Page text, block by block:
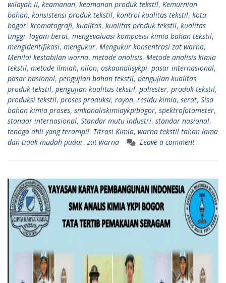
wilayah II, keamanan, keamanan produk tekstil, Kemurnian
bahan, konsistensi produk tekstil, kontrol kualitas tekstil, kota
bogor, kromatografi, kualitas, kualitas produk tekstil, kualitas
tinggi, logam berat, mengevaluasi komposisi kimia bahan tekstil,
mengidentifikasi, mengukur, Mengukur konsentrasi zat warna,
Menilai kestabilan warna, metode analisis, Metode analisis kimia
tekstil, metode ilmiah, nilon, oskaanalisykpi, pasar internasional,
pasar nasional, pengujian bahan tekstil, pengujian kualitas
produk tekstil, pengujian kualitas tekstil, poliester, produk tekstil,
produksi tekstil, proses produksi, rayon, residu kimia, serat, Sisa
bahan kimia proses, smkanaliskimiaykpibogor, spektrofotometer,
standar internasional, Standar mutu industri, standar nasional,
tenaga ahli yang terampil, Titrasi Kimia, warna tekstil tahan lama
dan tidak mudah pudar, zat warna Leave a comment